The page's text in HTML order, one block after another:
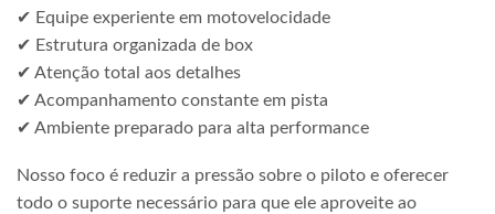
✔ Equipe experiente em motovelocidade
✔ Estrutura organizada de box
✔ Atenção total aos detalhes
✔ Acompanhamento constante em pista
✔ Ambiente preparado para alta performance
Nosso foco é reduzir a pressão sobre o piloto e oferecer
todo o suporte necessário para que ele aproveite ao